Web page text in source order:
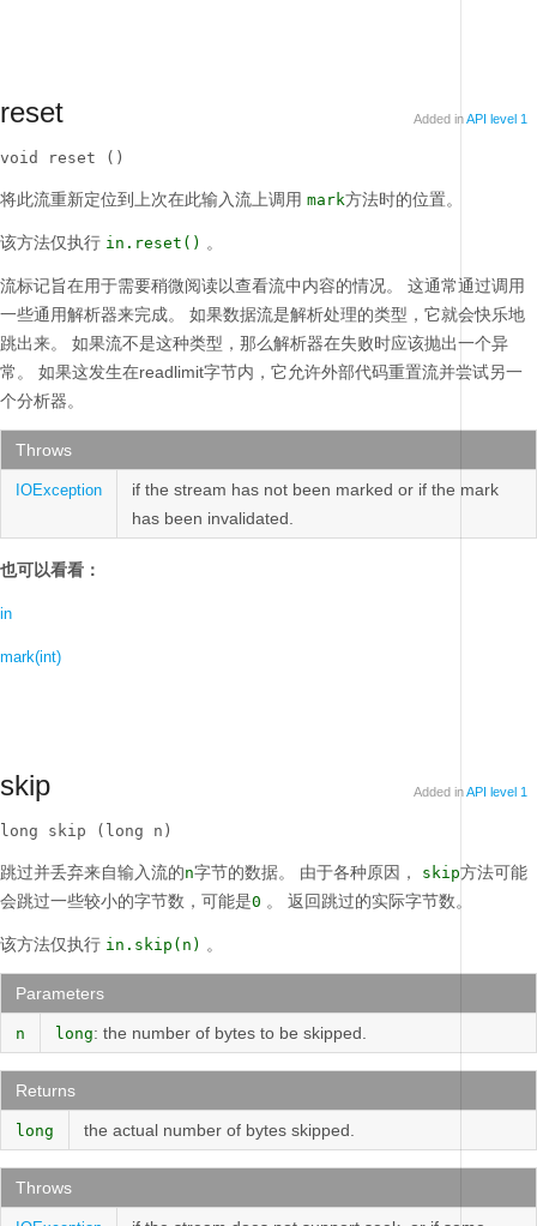
reset Added inAPI level 1
void reset ()
将此流重新定位到上次在此输入流上调用 mark方法时的位置。
该方法仅执行 in.reset() 。
流标记旨在用于需要稍微阅读以查看流中内容的情况。
这通常通过调用
一些通用解析器来完成。
如果数据流是解析处理的类型，它就会快乐地
跳出来。
如果流不是这种类型，那么解析器在失败时应该抛出一个异
常。
如果这发生在readlimit字节内，它允许外部代码重置流并尝试另一
个分析器。
Throws
IOException
if the stream has not been marked or if the mark
has been invalidated.
也可以看看：
in
mark(int)
skip Added inAPI level 1
long skip (long n)
跳过并丢弃来自输入流的n字节的数据。 由于各种原因， skip方法可能
会跳过一些较小的字节数，可能是0 。 返回跳过的实际字节数。
该方法仅执行 in.skip(n) 。
Parameters
n long: the number of bytes to be skipped.
Returns
long the actual number of bytes skipped.
Throws